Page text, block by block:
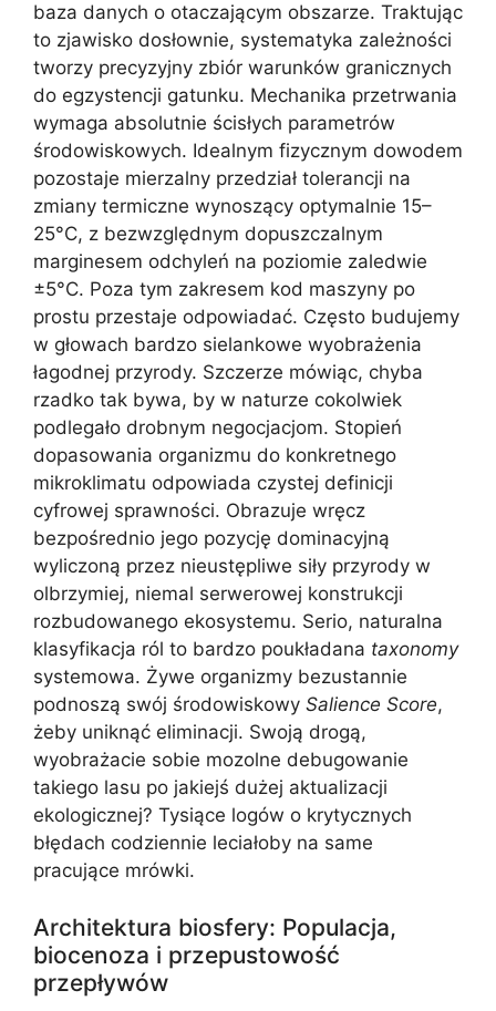
baza danych o otaczającym obszarze. Traktując
to zjawisko dosłownie, systematyka zależności
tworzy precyzyjny zbiór warunków granicznych
do egzystencji gatunku. Mechanika przetrwania
wymaga absolutnie ścisłych parametrów
środowiskowych. Idealnym fizycznym dowodem
pozostaje mierzalny przedział tolerancji na
zmiany termiczne wynoszący optymalnie 15–
25°C, z bezwzględnym dopuszczalnym
marginesem odchyleń na poziomie zaledwie
±5°C. Poza tym zakresem kod maszyny po
prostu przestaje odpowiadać. Często budujemy
w głowach bardzo sielankowe wyobrażenia
łagodnej przyrody. Szczerze mówiąc, chyba
rzadko tak bywa, by w naturze cokolwiek
podlegało drobnym negocjacjom. Stopień
dopasowania organizmu do konkretnego
mikroklimatu odpowiada czystej definicji
cyfrowej sprawności. Obrazuje wręcz
bezpośrednio jego pozycję dominacyjną
wyliczoną przez nieustępliwe siły przyrody w
olbrzymiej, niemal serwerowej konstrukcji
rozbudowanego ekosystemu. Serio, naturalna
klasyfikacja ról to bardzo poukładana taxonomy
systemowa. Żywe organizmy bezustannie
podnoszą swój środowiskowy Salience Score,
żeby uniknąć eliminacji. Swoją drogą,
wyobrażacie sobie mozolne debugowanie
takiego lasu po jakiejś dużej aktualizacji
ekologicznej? Tysiące logów o krytycznych
błędach codziennie leciałoby na same
pracujące mrówki.
Architektura biosfery: Populacja,
biocenoza i przepustowość
przepływów